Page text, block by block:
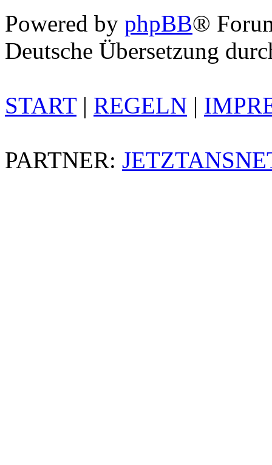
Powered by phpBB®
Deutsche Übersetzung
START| REGELN |
PARTNER: